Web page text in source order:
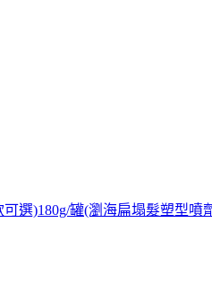
選)180g/罐(瀏海扁塌髮塑型噴